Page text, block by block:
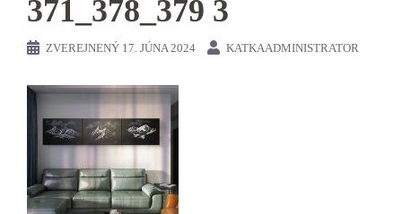
371_378_379 3
ZVEREJNENÝ 17. JÚNA 2024 KATKAADMINISTRATOR